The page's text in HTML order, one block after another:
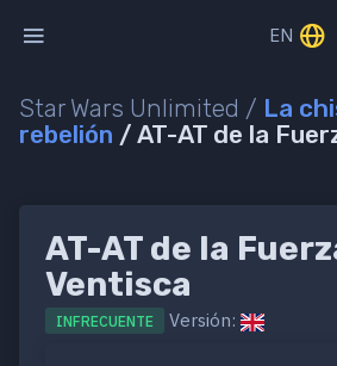
EN
Star Wars Unlimited / La
rebelión / AT-AT de la
AT-AT de la
Ventisca
INFRECUENTE Versión: